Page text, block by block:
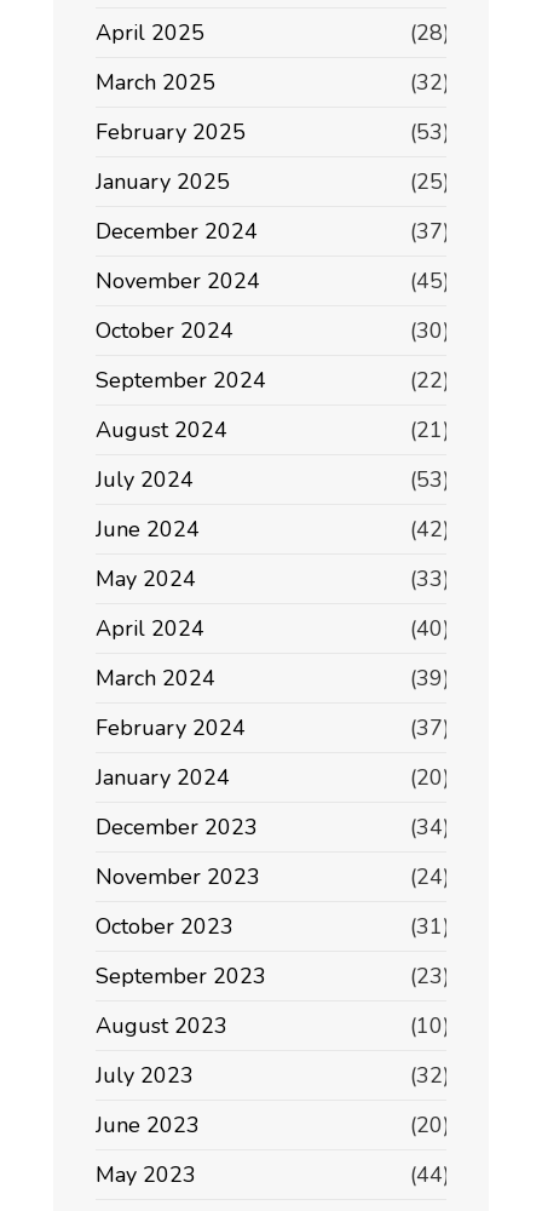
April 2025
(28)
March 2025
(32)
February 2025
(53)
January 2025
(25)
December 2024
(37)
November 2024
(45)
October 2024
(30)
September 2024
(22)
August 2024
(21)
July 2024
(53)
June 2024
(42)
May 2024
(33)
April 2024
(40)
March 2024
(39)
February 2024
(37)
January 2024
(20)
December 2023
(34)
November 2023
(24)
October 2023
(31)
September 2023
(23)
August 2023
(10)
July 2023
(32)
June 2023
(20)
May 2023
(44)